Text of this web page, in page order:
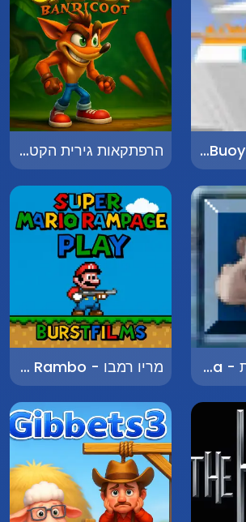
מצילי החיים - Flash Life Buoys הרפתקאות גירית הקטלנית 2 - Adventures of the Deadly Badger 2
היפופותם הבננות - Hippo Banana מריו רמבו - Mario Rambo